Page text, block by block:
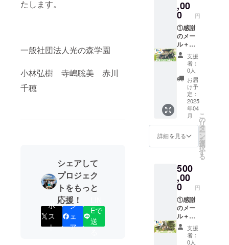
たします。
一般社団法人光の森学園
小林弘樹 寺嶋聡美 赤川
千穂
シェアして
プロジェク
トをもっと
応援！
ポ
ス
ト
シ
ェ
ア
Eで
送
細は参
加人数
り次第
ご連絡
しま
す。 ・
場所：
光の森
学園
（新潟
市西蒲
区岩
室） ・
支援者
通費や
滞在
の交通
費や滞
在費は
ご負担
くださ
い。 ・
支援者
様との
「掲載
不要」
とご記
入くだ
さい。
【光の
森学園
公開講
座・イ
ベント
につい
て】 ・
日時：
2025年
4月以降
順次※日
程の詳
り次第
ご連絡
しま
す。 ・
場所：
光の森
学園
（新潟
市西蒲
区岩
2025年
4月中か
ら事業
が存続
する限
り掲載
・掲載
方法：
文字の
み ・注
意事
項：支
援時、
必ず備
考欄に
「掲載
を希望
される
お名
たは
「掲載
不要」
とご記
入くだ
さい。
【向谷
山荘南
棟・北
棟1日貸
提供し
ます。
または
感謝の
メール
のみ
コース
も選べ
ます。
※2025
年4月以
降順次
ご提供
いたし
ます。
【お名
前掲載
につい
て】 ・
間：
2025年
4月中か
ら事業
が存続
する限
り掲載
・掲載
方法：
文字の
,00
0 円
①感謝
のメー
ル＋
②Web
プロ
ジェク
トペー
ジにお
名前掲
載(大)＋
③1日学
園長体
験(子ど
もたち
といっ
しょに
森へご
案内)を
ご提供
しま
す。ま
たは感
謝の
メール
のみ
コース
支援
者：
0人
お届
け予
定：
2025
年04
月
詳細を見る
こ
の
リ
タ
ー
ン
を
選
択
す
る
500
,00
0 円
①感謝
のメー
ル＋②
ウェブ
プロ
ジェク
支援
者：
0人